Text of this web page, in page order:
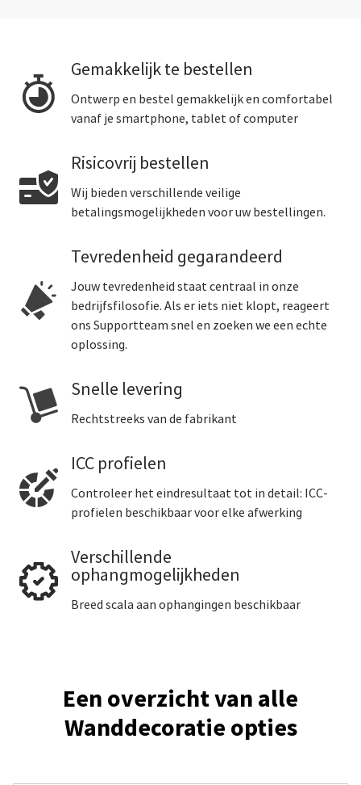
Gemakkelijk te bestellen
Ontwerp en bestel gemakkelijk en comfortabel
vanaf je smartphone, tablet of computer
Risicovrij bestellen
Wij bieden verschillende veilige
betalingsmogelijkheden voor uw bestellingen.
Tevredenheid gegarandeerd
Jouw tevredenheid staat centraal in onze
bedrijfsfilosofie. Als er iets niet klopt, reageert
ons Supportteam snel en zoeken we een echte
oplossing.
Snelle levering
Rechtstreeks van de fabrikant
ICC profielen
Controleer het eindresultaat tot in detail: ICC-
profielen beschikbaar voor elke afwerking
Verschillende
ophangmogelijkheden
Breed scala aan ophangingen beschikbaar
Een overzicht van alle
Wanddecoratie opties